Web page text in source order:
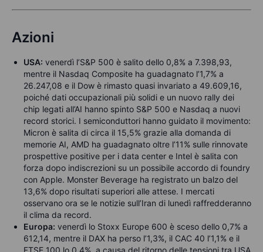
Azioni
USA: venerdì l’S&P 500 è salito dello 0,8% a 7.398,93,
mentre il Nasdaq Composite ha guadagnato l’1,7% a
26.247,08 e il Dow è rimasto quasi invariato a 49.609,16,
poiché dati occupazionali più solidi e un nuovo rally dei
chip legati all’AI hanno spinto S&P 500 e Nasdaq a nuovi
record storici. I semiconduttori hanno guidato il movimento:
Micron è salita di circa il 15,5% grazie alla domanda di
memorie AI, AMD ha guadagnato oltre l’11% sulle rinnovate
prospettive positive per i data center e Intel è salita con
forza dopo indiscrezioni su un possibile accordo di foundry
con Apple. Monster Beverage ha registrato un balzo del
13,6% dopo risultati superiori alle attese. I mercati
osservano ora se le notizie sull’Iran di lunedì raffredderanno
il clima da record.
Europa: venerdì lo Stoxx Europe 600 è sceso dello 0,7% a
612,14, mentre il DAX ha perso l’1,3%, il CAC 40 l’1,1% e il
FTSE 100 lo 0,4%, a causa del ritorno delle tensioni tra USA